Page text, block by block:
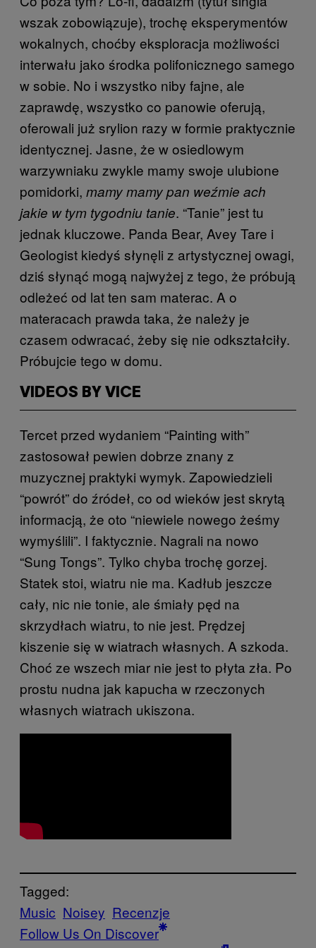
wszak zobowiązuje), trochę eksperymentów
wokalnych, choćby eksploracja możliwości
interwału jako środka polifonicznego samego
w sobie. No i wszystko niby fajne, ale
zaprawdę, wszystko co panowie oferują,
oferowali już srylion razy w formie praktycznie
identycznej. Jasne, że w osiedlowym
warzywniaku zwykle mamy swoje ulubione
pomidorki, mamy mamy pan weźmie ach
jakie w tym tygodniu tanie. “Tanie” jest tu
jednak kluczowe. Panda Bear, Avey Tare i
Geologist kiedyś słynęli z artystycznej owagi,
dziś słynąć mogą najwyżej z tego, że próbują
odleżeć od lat ten sam materac. A o
materacach prawda taka, że należy je
czasem odwracać, żeby się nie odkształciły.
Próbujcie tego w domu.
VIDEOS BY VICE
Tercet przed wydaniem “Painting with”
zastosował pewien dobrze znany z
muzycznej praktyki wymyk. Zapowiedzieli
“powrót” do źródeł, co od wieków jest skrytą
informacją, że oto “niewiele nowego żeśmy
wymyślili”. I faktycznie. Nagrali na nowo
“Sung Tongs”. Tylko chyba trochę gorzej.
Statek stoi, wiatru nie ma. Kadłub jeszcze
cały, nic nie tonie, ale śmiały pęd na
skrzydłach wiatru, to nie jest. Prędzej
kiszenie się w wiatrach własnych. A szkoda.
Choć ze wszech miar nie jest to płyta zła. Po
prostu nudna jak kapucha w rzeczonych
własnych wiatrach ukiszona.
Tagged:
Music Noisey Recenzje
Follow Us On Discover